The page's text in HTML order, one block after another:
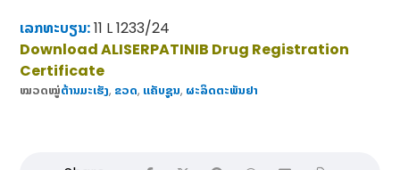
ເລກທະບຽນ:11 L 1233/24
Download ALISERPATINIB Drug Registration
Certificate
ໝວດໝູ່ຕ້ານມະເຮັງ, ຂວດ, ແຄັບຊູນ, ​ຜະລິດຕະພັນຢາ